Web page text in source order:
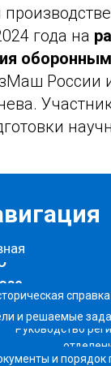
года на
России
справка
и решаемые
Руководство
и порядок